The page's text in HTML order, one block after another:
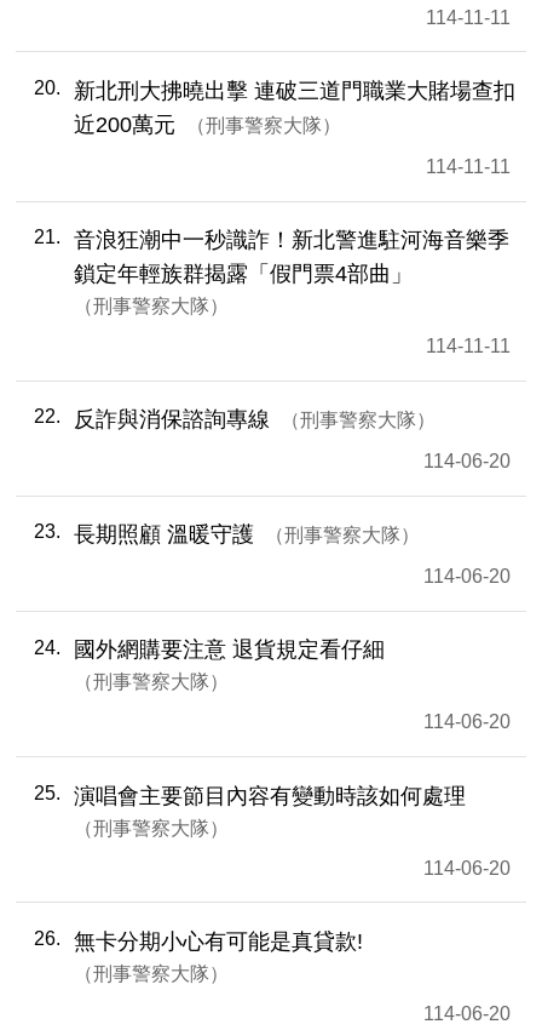
114-11-11
20
新北刑大拂曉出擊 連破三道門職業大賭場查扣
近200萬元
刑事警察大隊
114-11-11
21
音浪狂潮中一秒識詐！新北警進駐河海音樂季
鎖定年輕族群揭露「假門票4部曲」
刑事警察大隊
114-11-11
22 反詐與消保諮詢專線
刑事警察大隊
114-06-20
23 長期照顧 溫暖守護
刑事警察大隊
114-06-20
24 國外網購要注意 退貨規定看仔細
刑事警察大隊
114-06-20
25 演唱會主要節目內容有變動時該如何處理
刑事警察大隊
114-06-20
26 無卡分期小心有可能是真貸款!
刑事警察大隊
114-06-20